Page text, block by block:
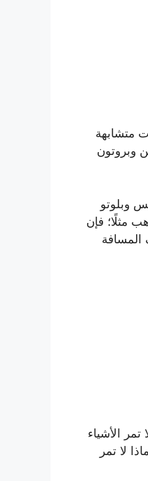
متشابهة
وبروتون
وبلوتو
مثلًا؛ فإن
المسافة
الأشياء
لا تمر